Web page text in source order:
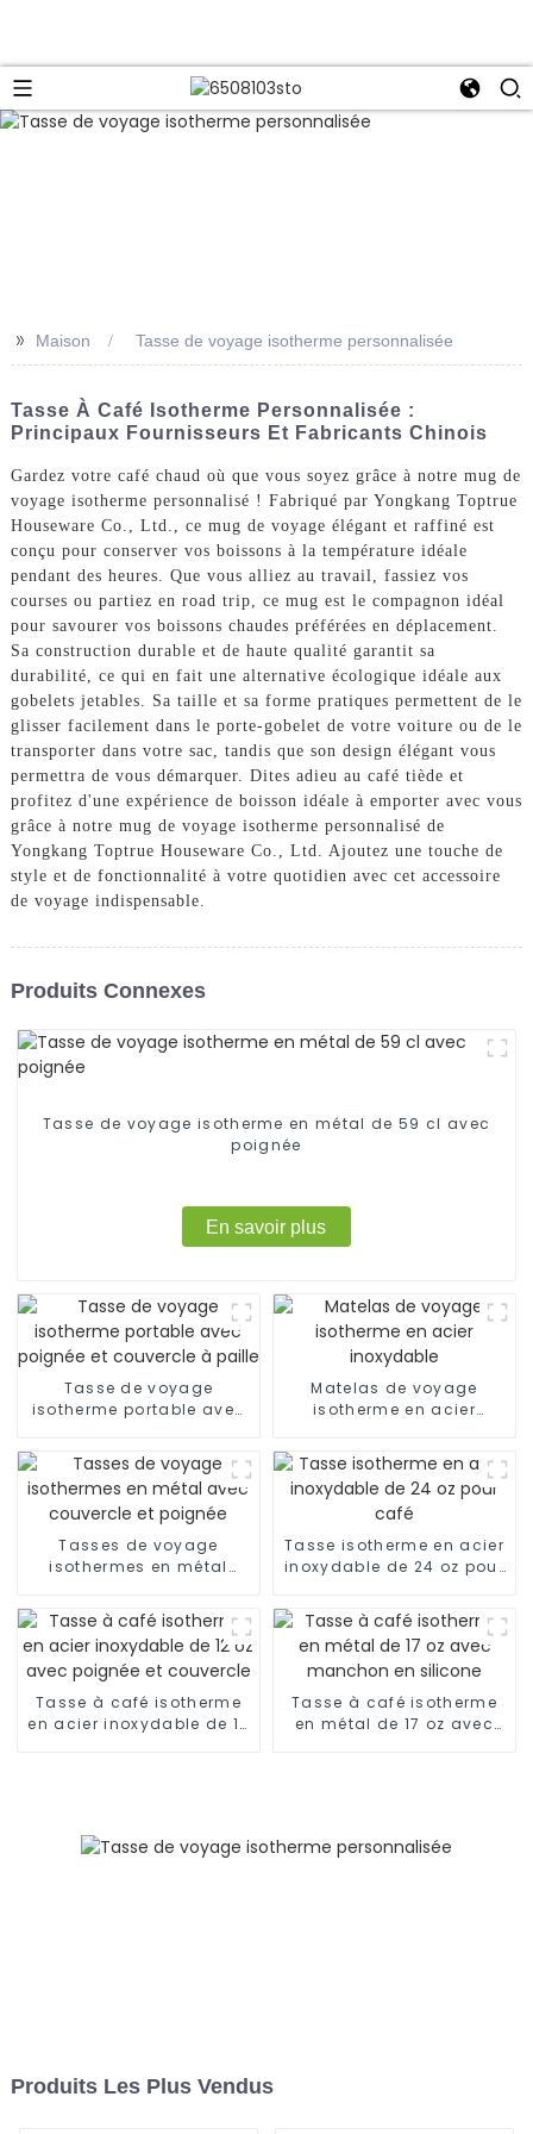
>> Maison Tasse de voyage isotherme personnalisée
Tasse À Café Isotherme Personnalisée :
Principaux Fournisseurs Et Fabricants Chinois
Gardez votre café chaud où que vous soyez grâce à notre mug de
voyage isotherme personnalisé ! Fabriqué par Yongkang Toptrue
Houseware Co., Ltd., ce mug de voyage élégant et raffiné est
conçu pour conserver vos boissons à la température idéale
pendant des heures. Que vous alliez au travail, fassiez vos
courses ou partiez en road trip, ce mug est le compagnon idéal
pour savourer vos boissons chaudes préférées en déplacement.
Sa construction durable et de haute qualité garantit sa
durabilité, ce qui en fait une alternative écologique idéale aux
gobelets jetables. Sa taille et sa forme pratiques permettent de le
glisser facilement dans le porte-gobelet de votre voiture ou de le
transporter dans votre sac, tandis que son design élégant vous
permettra de vous démarquer. Dites adieu au café tiède et
profitez d'une expérience de boisson idéale à emporter avec vous
grâce à notre mug de voyage isotherme personnalisé de
Yongkang Toptrue Houseware Co., Ltd. Ajoutez une touche de
style et de fonctionnalité à votre quotidien avec cet accessoire
de voyage indispensable.
Produits Connexes
Tasse de voyage isotherme en métal de 59 cl avec
poignée
En savoir plus
Tasse de voyage
isotherme portable avec
paille
Matelas de voyage
isotherme en acier
Tasses de voyage
isothermes en métal
poignée
Tasse isotherme en acier
inoxydable de 24 oz pour
Tasse à café isotherme
en acier inoxydable de 12
Tasse à café isotherme
en métal de 17 oz avec
Produits Les Plus Vendus